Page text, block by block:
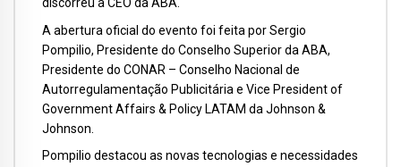
A abertura oficial do evento foi feita por Sergio
Pompilio, Presidente do Conselho Superior da ABA,
Presidente do CONAR – Conselho Nacional de
Autorregulamentação Publicitária e Vice President of
Government Affairs & Policy LATAM da Johnson &
Johnson.
Pompilio destacou as novas tecnologias e necessidades